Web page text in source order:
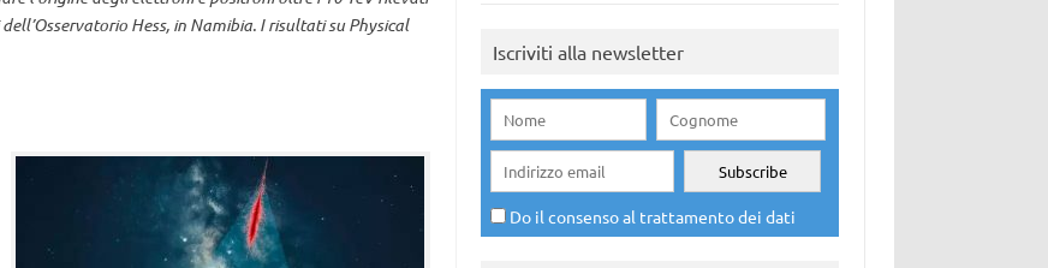
Hess, in Namibia. I risultati su Physical
Iscriviti alla newsletter
Do il consenso al trattamento dei dati